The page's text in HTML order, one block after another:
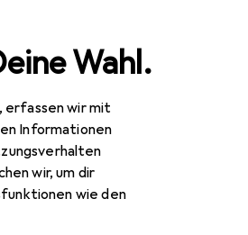
Wahl.
erfassen wir mit
Informationen
wir, um dir
wie den
Running
Ultra 100 GTX